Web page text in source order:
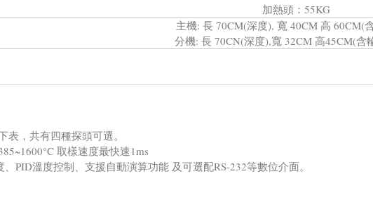
加熱頭：55KG
主機: 長 70CM(深度), 寬 40CM 高 60CM(
分機: 長 70CN(深度),寬 32CM 高45CM(含
，共有四種探頭可選。
取樣速度最快速1ms
PID溫度控制、支援自動演算功能 及可選配RS-232等數位介面。